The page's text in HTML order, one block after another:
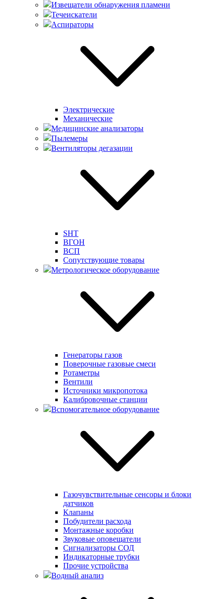
Извещатели обнаружения пламени
Течеискатели
Аспираторы
Электрические
Механические
Медицинские анализаторы
Пылемеры
Вентиляторы дегазации
SHT
ВГОН
ВСП
Сопутствующие товары
Метрологическое оборудование
Генераторы газов
Поверочные газовые смеси
Ротаметры
Вентили
Источники микропотока
Калибровочные станции
Вспомогательное оборудование
Газочувствительные сенсоры и блоки
датчиков
Клапаны
Побудители расхода
Монтажные коробки
Звуковые оповещатели
Сигнализаторы СОД
Индикаторные трубки
Прочие устройства
Водный анализ